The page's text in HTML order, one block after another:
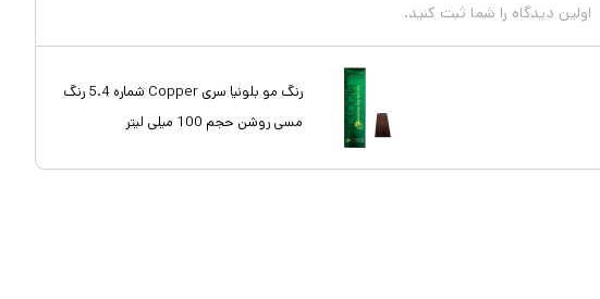
اولین دیدگاه را شما ثبت کنید.
رنگ مو بلونیا سری Copper شماره 5.4 رنگ
مسی روشن حجم 100 میلی لیتر